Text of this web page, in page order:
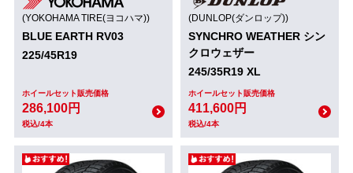
(YOKOHAMA TIRE(ヨコハマ))
BLUE EARTH RV03
225/45R19
ホイールセット販売価格
286,100円
税込/4本
(DUNLOP(ダンロップ))
SYNCHRO WEATHER シン
クロウェザー
245/35R19 XL
ホイールセット販売価格
411,600円
税込/4本